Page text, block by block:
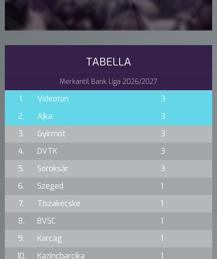
TABELLA
Merkantil Bank Liga 2026/2027
1. Videoton
3
2.
Ajka
3
3.
Gyirmót
3
4.
DVTK
3
5.
Soroksár
3
6.
Szeged
1
7.
Tiszakécske
1
8.
BVSC
1
9.
Karcag
1
10.
Kazincbarcika 1